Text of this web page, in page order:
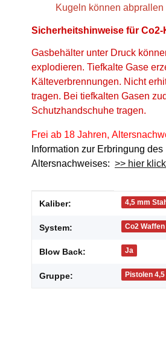
Kugeln können abprallen
Sicherheitshinweise für Co2-
Gasbehälter unter Druck
explodieren. Tiefkalte Gase
Kälteverbrennungen. Nicht
tragen. Bei tiefkalten Gasen
Schutzhandschuhe tragen.
Frei ab 18 Jahren,
Information zur Erbringung des
Altersnachweises: >> hier
Produkteigenschaft
Wert
Kaliber: 4,5 mm
System: Co2 Waffen
Blow Back: Ja
Gruppe: Pistolen